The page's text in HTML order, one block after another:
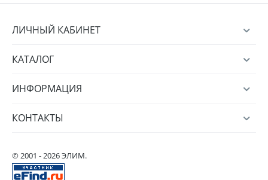
ЛИЧНЫЙ КАБИНЕТ
КАТАЛОГ
ИНФОРМАЦИЯ
КОНТАКТЫ
© 2001 - 2026 ЭЛИМ.